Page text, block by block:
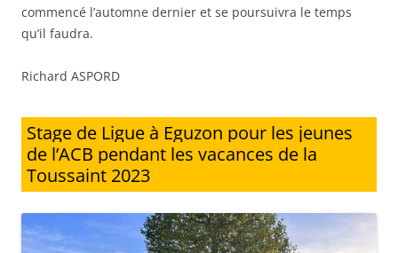
commencé l’automne dernier et se poursuivra le temps
qu’il faudra.
Richard ASPORD
Stage de Ligue à Eguzon pour les jeunes
de l’ACB pendant les vacances de la
Toussaint 2023